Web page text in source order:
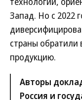
Запад. Но с 2022
страны обратили
продукцию.
Авторы
Россия и